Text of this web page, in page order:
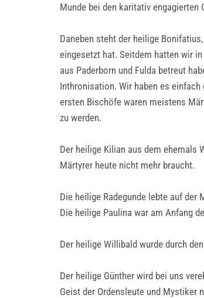
Munde bei den karitativ engagierten
Daneben steht der heilige
eingesetzt hat. Seitdem hatten wir
aus Paderborn und Fulda betreut
Inthronisation. Wir haben es
ersten Bischöfe waren meistens
zu werden.
Der heilige Kilian aus dem ehemals
Märtyrer heute nicht mehr braucht.
Die heilige Radegunde lebte auf
Die heilige Paulina war am Anfang
Der heilige Willibald wurde durch
Der heilige Günther wird bei uns
Geist der Ordensleute und Mystiker